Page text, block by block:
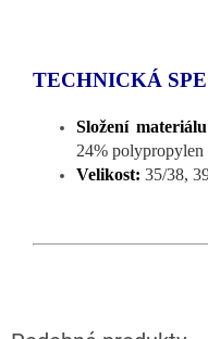
TECHNICKÁ
Složení
24% polypropylen
Velikost: 35/38,